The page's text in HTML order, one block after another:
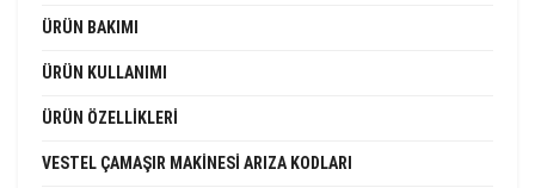
ÜRÜN BAKIMI
ÜRÜN KULLANIMI
ÜRÜN ÖZELLIKLERI
VESTEL ÇAMAŞIR MAKINESI ARIZA KODLARI